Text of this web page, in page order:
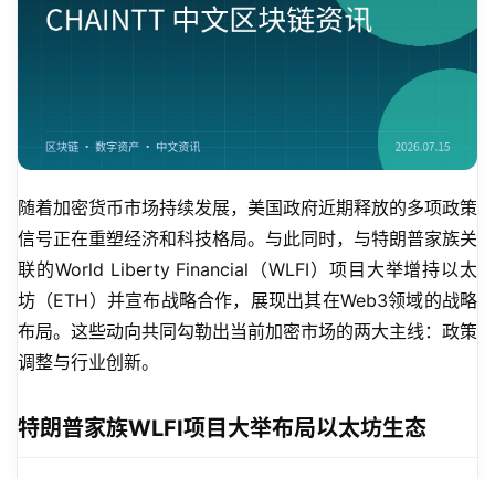
随着加密货币市场持续发展，美国政府近期释放的多项政策
信号正在重塑经济和科技格局。与此同时，与特朗普家族关
联的World Liberty Financial（WLFI）项目大举增持以太
坊（ETH）并宣布战略合作，展现出其在Web3领域的战略
布局。这些动向共同勾勒出当前加密市场的两大主线：政策
调整与行业创新。
特朗普家族WLFI项目大举布局以太坊生态